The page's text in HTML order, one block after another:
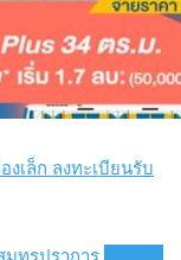
เล็ก ลงทะเบียนรับ